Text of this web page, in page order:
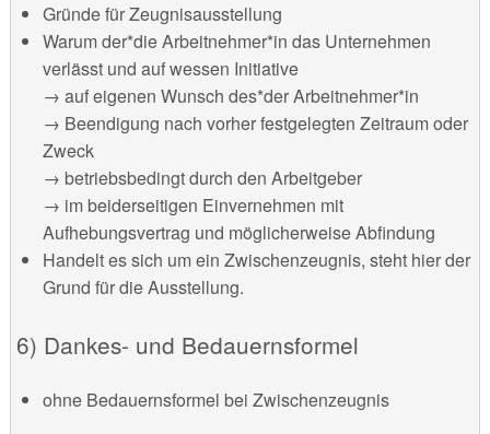
Gründe für Zeugnisausstellung
Warum der*die Arbeitnehmer*in das Unternehmen
verlässt und auf wessen Initiative
→ auf eigenen Wunsch des*der Arbeitnehmer*in
→ Beendigung nach vorher festgelegten Zeitraum oder
Zweck
→ betriebsbedingt durch den Arbeitgeber
→ im beiderseitigen Einvernehmen mit
Aufhebungsvertrag und möglicherweise Abfindung
Handelt es sich um ein Zwischenzeugnis, steht hier der
Grund für die Ausstellung.
6) Dankes- und Bedauernsformel
ohne Bedauernsformel bei Zwischenzeugnis